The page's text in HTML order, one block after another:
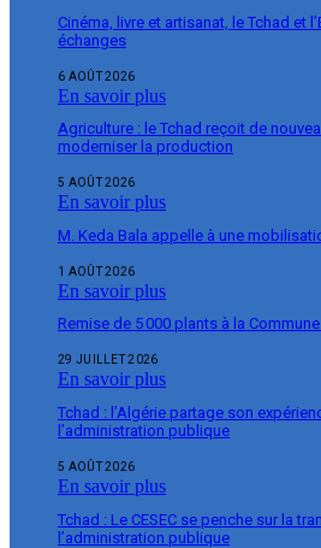
Cinéma, livre et artisanat, le Tchad et
échanges
6 AOÛT 2026
En savoir plus
Agriculture : le Tchad reçoit de
moderniser la production
5 AOÛT 2026
En savoir plus
M. Keda Bala appelle à une
1 AOÛT 2026
En savoir plus
Remise de 5 000 plants à la
29 JUILLET 2026
En savoir plus
Tchad : l’Algérie partage son
l’administration publique
5 AOÛT 2026
En savoir plus
Tchad : Le CESEC se penche sur la
l’administration publique